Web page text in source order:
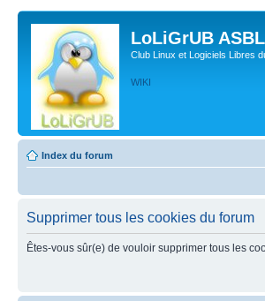
LoLiGrUB ASBL
Club Linux et Logiciels Libres
WIKI
Index du forum
Supprimer tous les cookies du forum
Êtes-vous sûr(e) de vouloir supprimer tous les